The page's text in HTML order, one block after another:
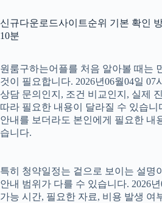
신규다운로드사이트순위 기본 확인
10분
원룸구하는어플를 처음 알아볼 때는
것이 필요합니다. 2026년06월04일 07
상담 문의인지, 조건 비교인지, 실제
따라 필요한 내용이 달라질 수 있습니
안내를 보더라도 본인에게 필요한 내
습니다.
특히 청약일정는 겉으로 보이는 설명
안내 범위가 다를 수 있습니다. 2026
가능 시간, 필요한 자료, 비용 발생 여